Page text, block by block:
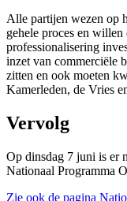
Alle partijen wezen op
gehele proces en
professionalisering
inzet van commerciële
zitten en ook moeten
Kamerleden, de Vries
Vervolg
Op dinsdag 7 juni is er
Nationaal Programma
Zie ook de pagina